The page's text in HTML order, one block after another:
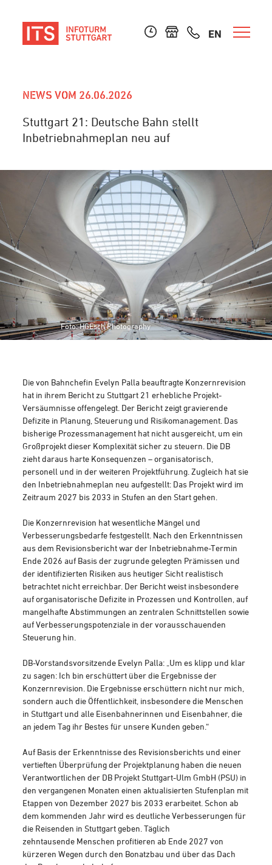
EN
NEWS VOM 26.06.2026
Stuttgart 21: Deutsche Bahn stellt
Inbetriebnahmeplan neu auf
Foto: HGEsch Photography
Die von Bahnchefin Evelyn Palla beauftragte Konzernrevision
hat in ihrem Bericht zu Stuttgart 21 erhebliche Projekt-
Versäumnisse offengelegt. Der Bericht zeigt gravierende
Defizite in Planung, Steuerung und Risikomanagement. Das
bisherige Prozessmanagement hat nicht ausgereicht, um ein
Großprojekt dieser Komplexität sicher zu steuern. Die DB
zieht daraus harte Konsequenzen – organisatorisch,
personell und in der weiteren Projektführung. Zugleich hat sie
den Inbetriebnahmeplan neu aufgestellt: Das Projekt wird im
Zeitraum 2027 bis 2033 in Stufen an den Start gehen.
Die Konzernrevision hat wesentliche Mängel und
Verbesserungsbedarfe festgestellt. Nach den Erkenntnissen
aus dem Revisionsbericht war der Inbetriebnahme-Termin
Ende 2026 auf Basis der zugrunde gelegten Prämissen und
der identifizierten Risiken aus heutiger Sicht realistisch
betrachtet nicht erreichbar. Der Bericht weist insbesondere
auf organisatorische Defizite in Prozessen und Kontrollen, auf
mangelhafte Abstimmungen an zentralen Schnittstellen sowie
auf Verbesserungspotenziale in der vorausschauenden
Steuerung hin.
DB-Vorstandsvorsitzende Evelyn Palla: „Um es klipp und klar
zu sagen: Ich bin erschüttert über die Ergebnisse der
Konzernrevision. Die Ergebnisse erschüttern nicht nur mich,
sondern auch die Öffentlichkeit, insbesondere die Menschen
in Stuttgart und alle Eisenbahnerinnen und Eisenbahner, die
an jedem Tag ihr Bestes für unsere Kunden geben.“
Auf Basis der Erkenntnisse des Revisionsberichts und einer
vertieften Überprüfung der Projektplanung haben die neuen
Verantwortlichen der DB Projekt Stuttgart-Ulm GmbH (PSU) in
den vergangenen Monaten einen aktualisierten Stufenplan mit
Etappen von Dezember 2027 bis 2033 erarbeitet. Schon ab
dem kommenden Jahr wird es deutliche Verbesserungen für
die Reisenden in Stuttgart geben. Täglich
zehntausende Menschen profitieren ab Ende 2027 von
kürzeren Wegen durch den Bonatzbau und über das Dach